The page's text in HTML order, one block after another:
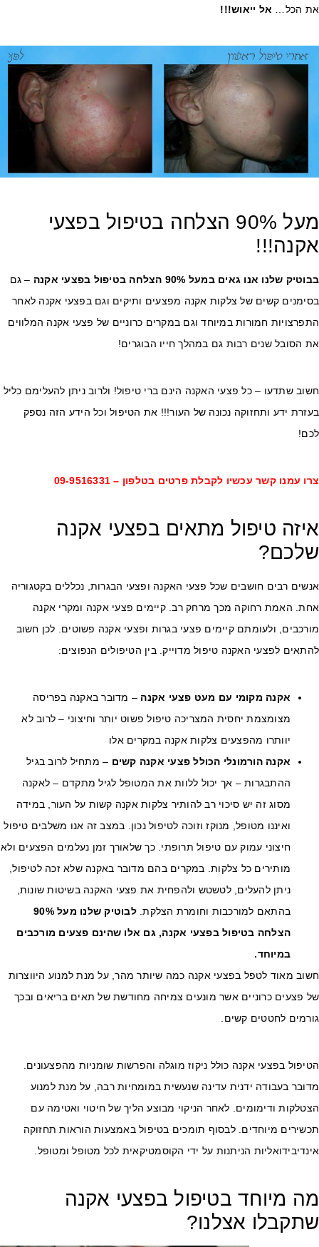
הכל…
אל ייאוש!!!
מעל 90% הצלחה בטיפול בפצעי
שלנו אנו גאים במעל 90% הצלחה בטיפול בפצעי אקנה
– גם
קשים של צלקות אקנה מפצעים ותיקים וגם בפצעי אקנה לאחר
חמורות במיוחד וגם במקרים כרוניים של פצעי אקנה המלווים
הסובל שנים רבות גם במהלך חייו הבוגרים!
שתדעו – כל פצעי האקנה הינם ברי טיפול! ולרוב ניתן להעלימם כליל
ידע ותחזוקה נכונה של העור!!! את הטיפול וכל הידע הזה נספק
עמנו קשר עכשיו לקבלת פרטים בטלפון –09-9516331
טיפול מתאים בפצעי אקנה
רבים חושבים שכל פצעי האקנה ופצעי הבגרות, נכללים בקטגוריה
האמת רחוקה מכך מרחק רב. קיימים פצעי אקנה ומקרי אקנה
ולעומתם קיימים פצעי בגרות ופצעי אקנה פשוטים. לכן חשוב
לפצעי האקנה טיפול מדוייק. בין הטיפולים הנפוצים:
אקנה מקומי עם מעט פצעי אקנה– מדובר באקנה בפריסה
מצומצמת יחסית המצריכה טיפול פשוט יותר וחיצוני – לרוב לא
יוותרו מהפצעים צלקות אקנה במקרים אלו
אקנה הורמונלי הכולל פצעי אקנה קשים– מתחיל לרוב בגיל
ההתבגרות – אך יכול ללוות את המטופל לגיל מתקדם – לאקנה
מסוג זה יש סיכוי רב להותיר צלקות אקנה קשות על העור, במידה
ואיננו מטופל, מנוקז וזוכה לטיפול נכון. במצב זה אנו משלבים טיפול
חיצוני עמוק עם טיפול תרופתי. כך שלאורך זמן נעלמים הפצעים ולא
מותירים כל צלקות. במקרים בהם מדובר באקנה שלא זכה לטיפול,
ניתן להעלים, לטשטש ולהפחית את פצעי האקנה בשיטות שונות,
בהתאם למורכבות וחומרת הצלקת.
לבוטיק שלנו מעל 90%
הצלחה בטיפול בפצעי אקנה, גם אלו שהינם פצעים מורכבים
במיוחד.
מאוד לטפל בפצעי אקנה כמה שיותר מהר, על מנת למנוע היווצרות
פצעים כרוניים אשר מונעים צמיחה מחודשת של תאים בריאים ובכך
לחטטים קשים.
בפצעי אקנה כולל ניקוז מוגלה והפרשות שומניות מהפצעונים.
בעבודה ידנית עדינה שנעשית במומחיות רבה, על מנת למנוע
ודימומים. לאחר הניקוי מבוצע הליך של חיטוי ואטימה עם
מיוחדים. לבסוף תומכים בטיפול באמצעות הוראות תחזוקה
הניתנות על ידי הקוסמטיקאית לכל מטופל ומטופל.
מיוחד בטיפול בפצעי אקנה
אצלנו?